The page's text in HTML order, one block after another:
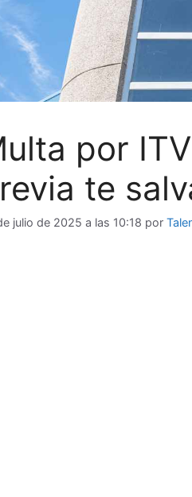
por
te
julio de 2025 a las 10:18 por